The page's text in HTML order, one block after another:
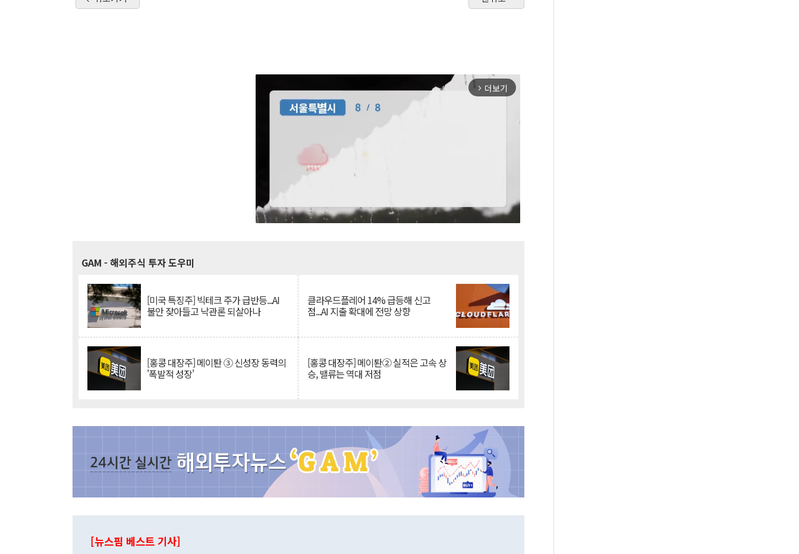
arrow_forward_ios 더보기
GAM - 해외주식 투자 도우미
[미국 특징주] 빅테크 주가 급반등...AI
불안 잦아들고 낙관론 되살아나
클라우드플레어 14% 급등해 신고
점...AI 지출 확대에 전망 상향
[홍콩 대장주] 메이퇀 ③ 신성장 동력의
'폭발적 성장'
[홍콩 대장주] 메이퇀② 실적은 고속 상
승, 밸류는 역대 저점
[뉴스핌 베스트 기사]